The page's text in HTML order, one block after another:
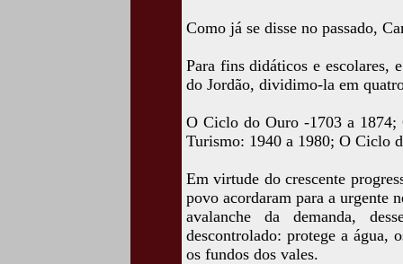
Como já se disse no passado,
Para fins didáticos e escolares,
do Jordão, dividimo-la em
O Ciclo do Ouro -1703 a
Turismo: 1940 a 1980; O Ciclo
Em virtude do crescente
povo acordaram para a urgente
avalanche da demanda,
descontrolado: protege a água,
os fundos dos vales.